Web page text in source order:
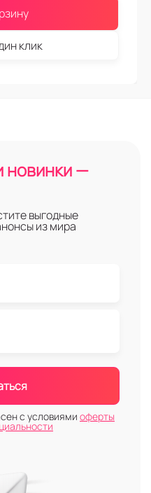
клик
новинки —
выгодные
из мира
с условиями оферты